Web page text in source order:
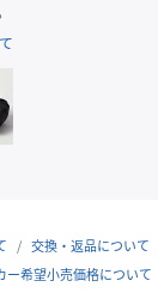
交換・返品について
ー希望小売価格について